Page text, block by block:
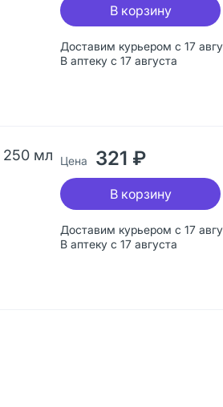
Доставим курьером с 17
В аптеку с 17 августа
В корзину
250 мл
Доставим курьером с 17
В аптеку с 17 августа
Цена 321 ₽
В корзину